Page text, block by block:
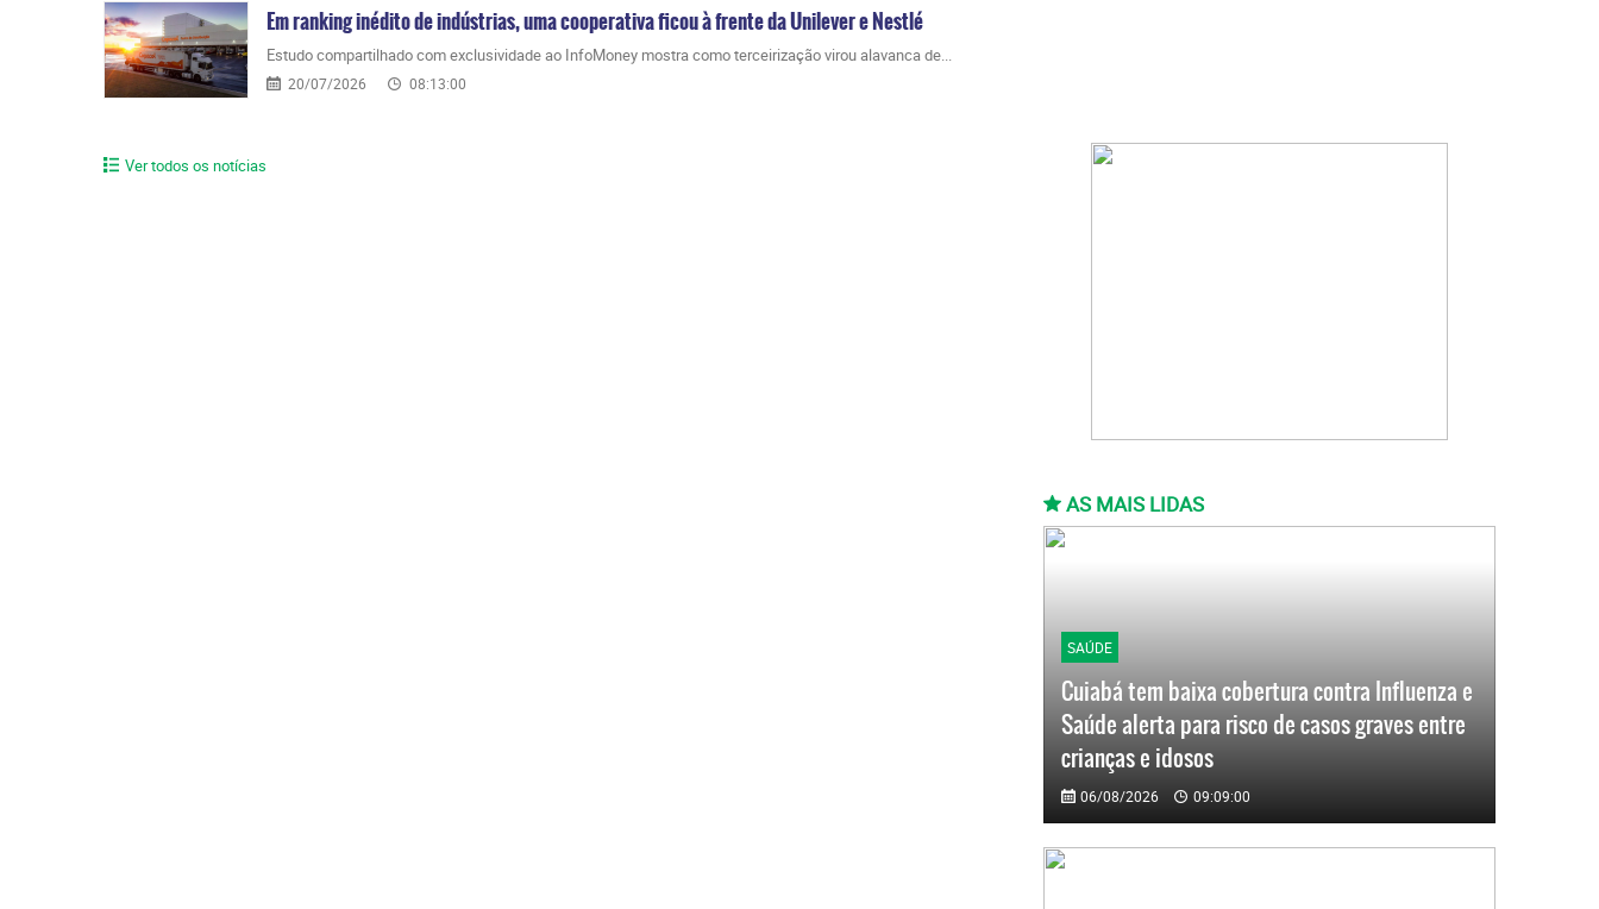
Em ranking inédito de indústrias, uma cooperativa ficou à frente da Unilever e Nestlé
Estudo compartilhado com exclusividade ao InfoMoney mostra como terceirização virou alavanca de...
20/07/2026 08:13:00
Ver todos os notícias
AS MAIS LIDAS
SAÚDE
Cuiabá tem baixa cobertura contra Influenza e
Saúde alerta para risco de casos graves entre
crianças e idosos
06/08/2026 09:09:00